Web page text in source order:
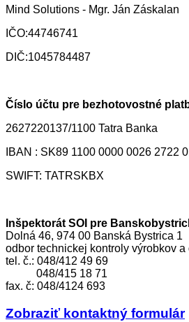
Mind Solutions - Mgr. Ján Záskalan
IČO:44746741
DIČ:1045784487
Číslo účtu pre bezhotovostné
2627220137/1100 Tatra Banka
IBAN : SK89 1100 0000 0026 2722
SWIFT: TATRSKBX
Inšpektorát SOI pre
Dolná 46, 974 00 Banská Bystrica 1
odbor technickej kontroly výrobkov
tel. č.: 048/412 49 69
048/415 18 71
fax. č: 048/4124 693
Zobraziť kontaktný formulár